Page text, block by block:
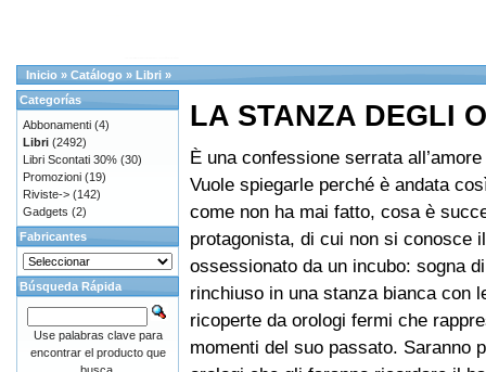
Inicio » Catálogo » Libri »
LA STANZA DEGLI
È una confessione serrata
Vuole spiegarle perché è andata
come non ha mai fatto, cosa è
protagonista, di cui non si conosce
ossessionato da un incubo: sogna
rinchiuso in una stanza bianca con
ricoperte da orologi fermi che
momenti del suo passato. Saranno
Categorías
Abbonamenti (4)
Libri (2492)
Libri Scontati 30% (30)
Promozioni (19)
Riviste-> (142)
Gadgets (2)
Fabricantes
Búsqueda Rápida
Use palabras clave para
encontrar el producto que